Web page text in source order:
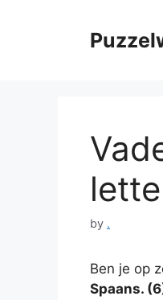
by .
Ben je op
Spaans.